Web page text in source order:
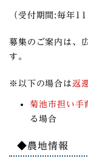
（受付期間:毎年
募集のご案内は、
す。
※以下の場合は返
菊池市担い手
る場合
◆農地情報